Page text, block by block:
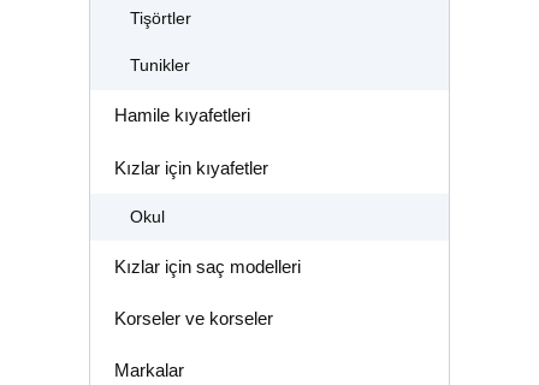
Tişörtler
Tunikler
Hamile kıyafetleri
Kızlar için kıyafetler
Okul
Kızlar için saç modelleri
Korseler ve korseler
Markalar